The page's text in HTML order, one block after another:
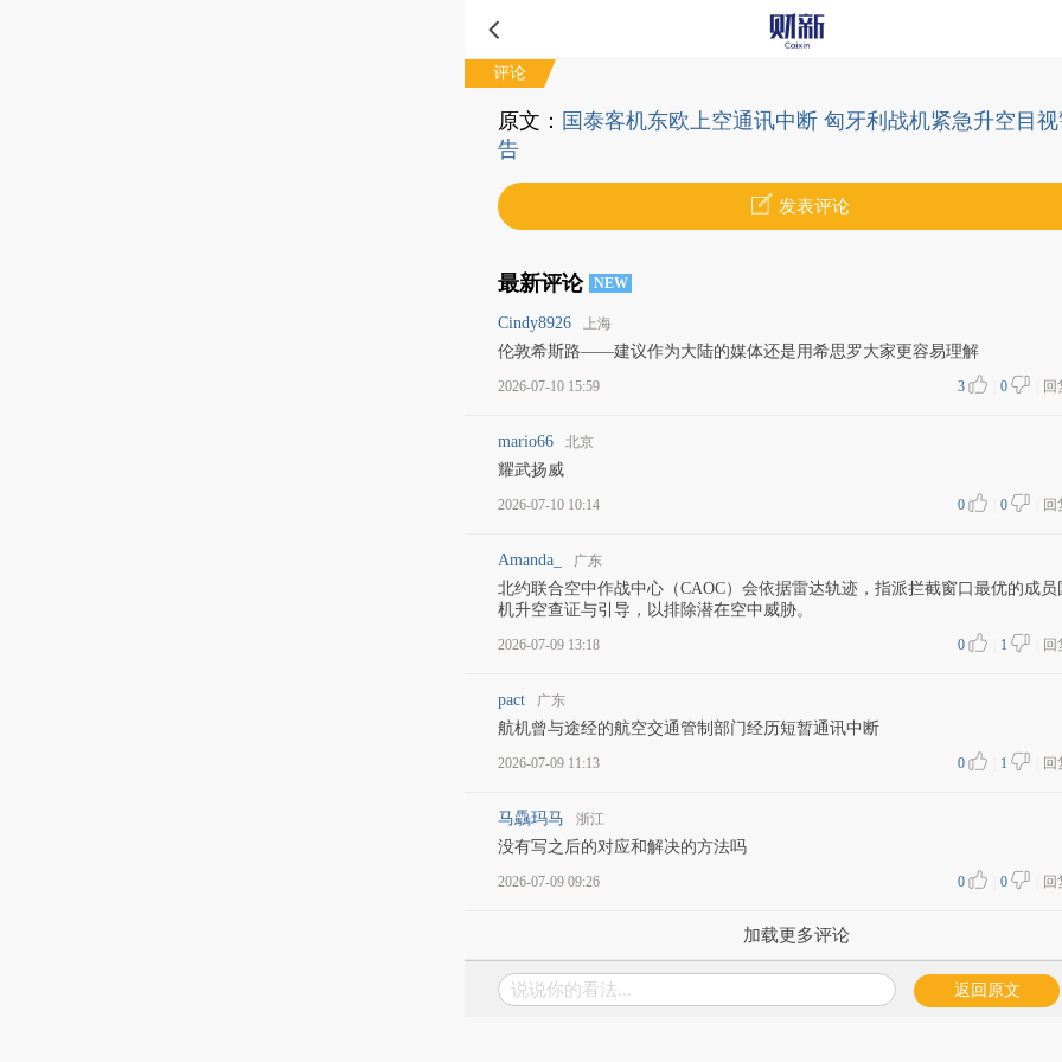
评论
原文： 国泰客机东欧上空通讯中断 匈牙利战机紧急升空目
告
发表评论
最新评论 NEW
Cindy8926 上海
伦敦希斯路——建议作为大陆的媒体还是用希思罗大家更容易理解
2026-07-10 15:59 回
0
3
mario66 北京
耀武扬威
2026-07-10 10:14 回
0
0
Amanda_ 广东
北约联合空中作战中心（CAOC）会依据雷达轨迹，指派拦截窗口最优的成员
机升空查证与引导，以排除潜在空中威胁。
2026-07-09 13:18 回
1
0
pact 广东
航机曾与途经的航空交通管制部门经历短暂通讯中断
2026-07-09 11:13 回
1
0
马驫玛马 浙江
没有写之后的对应和解决的方法吗
2026-07-09 09:26 回
0
0
加载更多评论
说说你的看法... 返回原文